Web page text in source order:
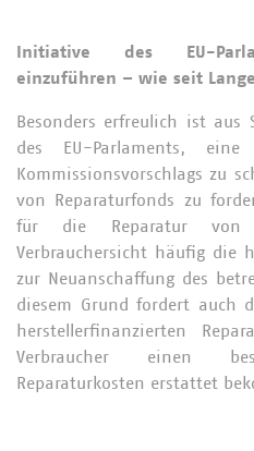
Initiative des EU-
einzuführen – wie seit
Besonders erfreulich ist
des EU-Parlaments, eine
Kommissionsvorschlags zu
von Reparaturfonds zu
für die Reparatur von
Verbrauchersicht häufig die
zur Neuanschaffung des
diesem Grund fordert auch
herstellerfinanzierten
Verbraucher einen
Reparaturkosten erstattet